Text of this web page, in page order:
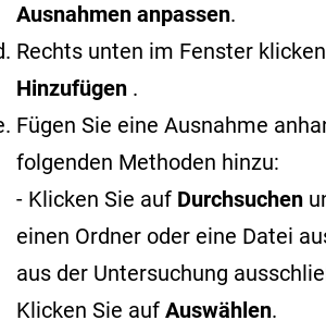
Ausnahmen anpassen.
Rechts unten im Fenster
Hinzufügen .
Fügen Sie eine Ausnahme
folgenden Methoden hinzu:
- Klicken Sie auf Durchsuchen
einen Ordner oder eine Datei
aus der Untersuchung
Klicken Sie auf Auswählen.